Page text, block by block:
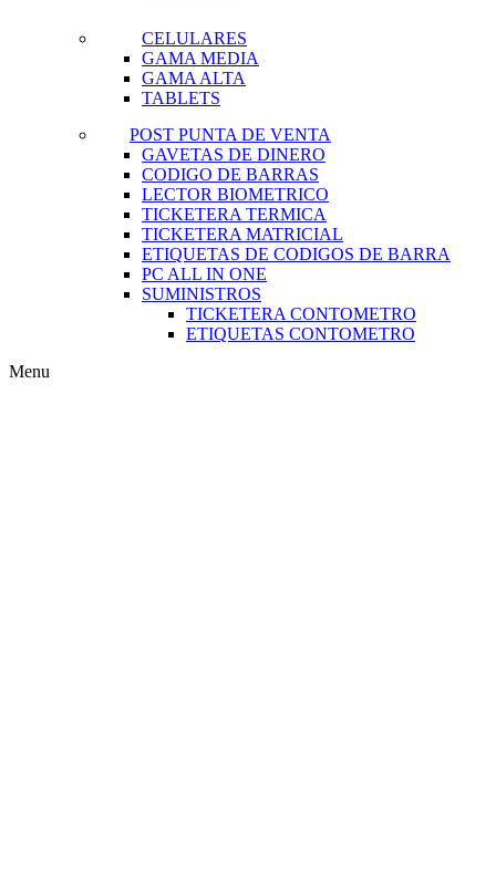
CELULARES
GAMA MEDIA
GAMA ALTA
TABLETS
POST PUNTA DE VENTA
GAVETAS DE DINERO
CODIGO DE BARRAS
LECTOR BIOMETRICO
TICKETERA TERMICA
TICKETERA MATRICIAL
ETIQUETAS DE CODIGOS DE BARRA
PC ALL IN ONE
SUMINISTROS
TICKETERA CONTOMETRO
ETIQUETAS CONTOMETRO
Menu